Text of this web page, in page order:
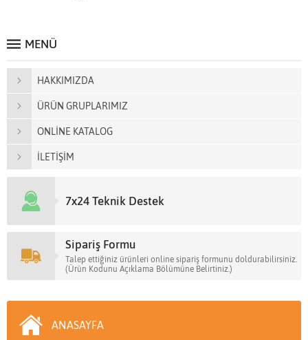
MENÜ
HAKKIMIZDA
ÜRÜN GRUPLARIMIZ
ONLİNE KATALOG
İLETİŞİM
7x24 Teknik Destek
Sipariş Formu
Talep ettiğiniz ürünleri online sipariş formunu doldurabilirsiniz.
(Ürün Kodunu Açıklama Bölümüne Belirtiniz.)
ANASAYFA